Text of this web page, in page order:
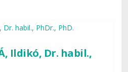
Ildikó, Dr. habil.,